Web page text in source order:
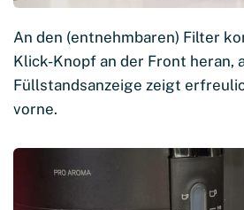
An den (entnehmbaren) Filter
Klick-Knopf an der Front heran,
Füllstandsanzeige zeigt
vorne.